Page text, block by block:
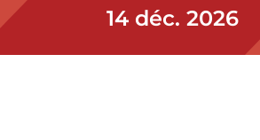
14 déc. 2026